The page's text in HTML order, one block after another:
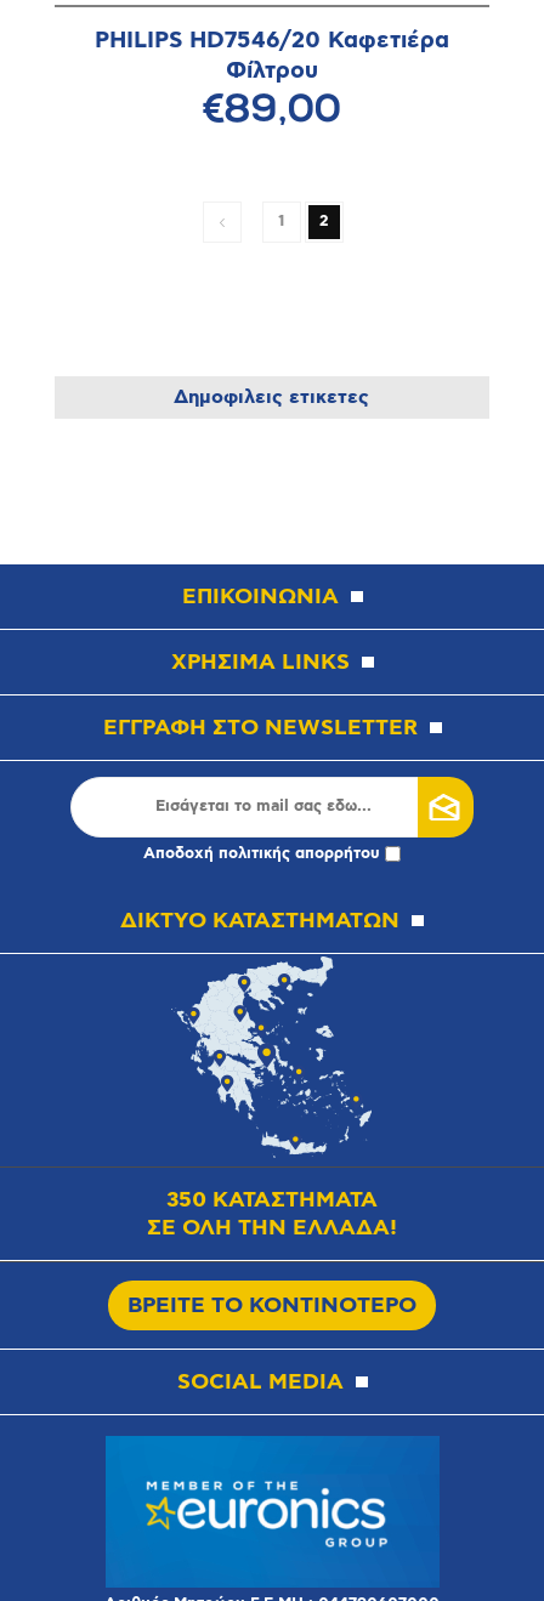
PHILIPS HD7546/20 Καφετιέρα
Φίλτρου
€89,00
1 2
Δημοφιλεις ετικετες
ΕΠΙΚΟΙΝΩΝΙΑ
ΧΡΗΣΙΜΑ LINKS
ΕΓΓΡΑΦΗ ΣΤΟ NEWSLETTER
Αποδοχή πολιτικής απορρήτου
ΔΙΚΤΥΟ ΚΑΤΑΣΤΗΜΑΤΩΝ
350 ΚΑΤΑΣΤΗΜΑΤΑ
ΣΕ ΟΛΗ ΤΗΝ ΕΛΛΑΔΑ!
ΒΡΕΙΤΕ ΤΟ ΚΟΝΤΙΝΟΤΕΡΟ
SOCIAL MEDIA